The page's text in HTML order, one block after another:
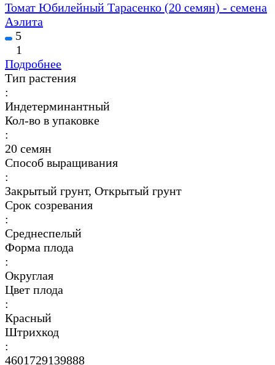
Томат Юбилейный Тарасенко (20 семян) - семена
Аэлита
5
1
Подробнее
Тип растения
:
Индетерминантный
Кол-во в упаковке
:
20 семян
Способ выращивания
:
Закрытый грунт, Открытый грунт
Срок созревания
:
Среднеспелый
Форма плода
:
Округлая
Цвет плода
:
Красный
Штрихкод
:
4601729139888